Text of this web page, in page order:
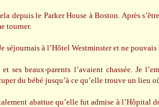
depuis le Parker House à Boston. Après
tourner.
séjournais à l’Hôtel Westminster et ne
ses beaux-parents l’avaient chassée. Je
du bébé jusqu’à ce qu’elle trouve un lieu
abattue qu’elle fut admise à l’Hôpital